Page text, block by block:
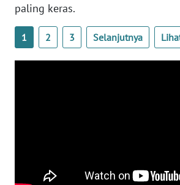
paling keras.
1 2 3 Selanjutnya
WN
SERAMBI
WN